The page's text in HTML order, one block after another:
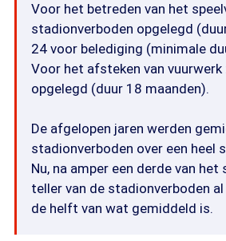
Voor het betreden van het
stadionverboden opgelegd
24 voor belediging (minimale
Voor het afsteken van vuurwerk
opgelegd (duur 18 maanden).
De afgelopen jaren werden
stadionverboden over een heel
Nu, na amper een derde van
teller van de stadionverboden
de helft van wat gemiddeld is.